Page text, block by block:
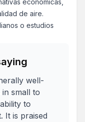
económicas,
de aire.
o estudios
well-
small to
to
It is praised